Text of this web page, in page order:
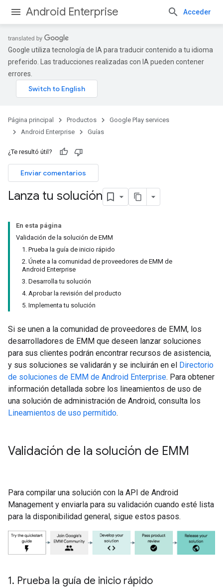
Android Enterprise Acceder
Google utiliza tecnología de IA para traducir contenido a tu idioma
preferido. Las traducciones realizadas con IA pueden contener
errores.
Página principal Productos
Google Play services
Android Enterprise
Guías
¿Te resultó útil?
Enviar comentarios
Lanza tu solución
En esta página
Validación de la solución de EMM
1. Prueba la guía de inicio rápido
2. Únete a la comunidad de proveedores de EMM de
Android Enterprise
3. Desarrolla tu solución
4. Aprobar la revisión del producto
5. Implementa tu solución
Si se unen a la comunidad de proveedores de EMM, los
desarrolladores de EMM que deseen lanzar soluciones
para sus clientes podrán encontrar recursos de asistencia,
y sus soluciones se validarán y se incluirán en el Directorio
de soluciones de EMM de Android Enterprise. Para obtener
información detallada sobre los lineamientos de uso de
una solución de administración de Android, consulta los
Lineamientos de uso permitido.
Validación de la solución de EMM
Para compilar una solución con la API de Android
Management y enviarla para su validación cuando esté lista
para la disponibilidad general, sigue estos pasos.
1. Prueba la guía de inicio rápido